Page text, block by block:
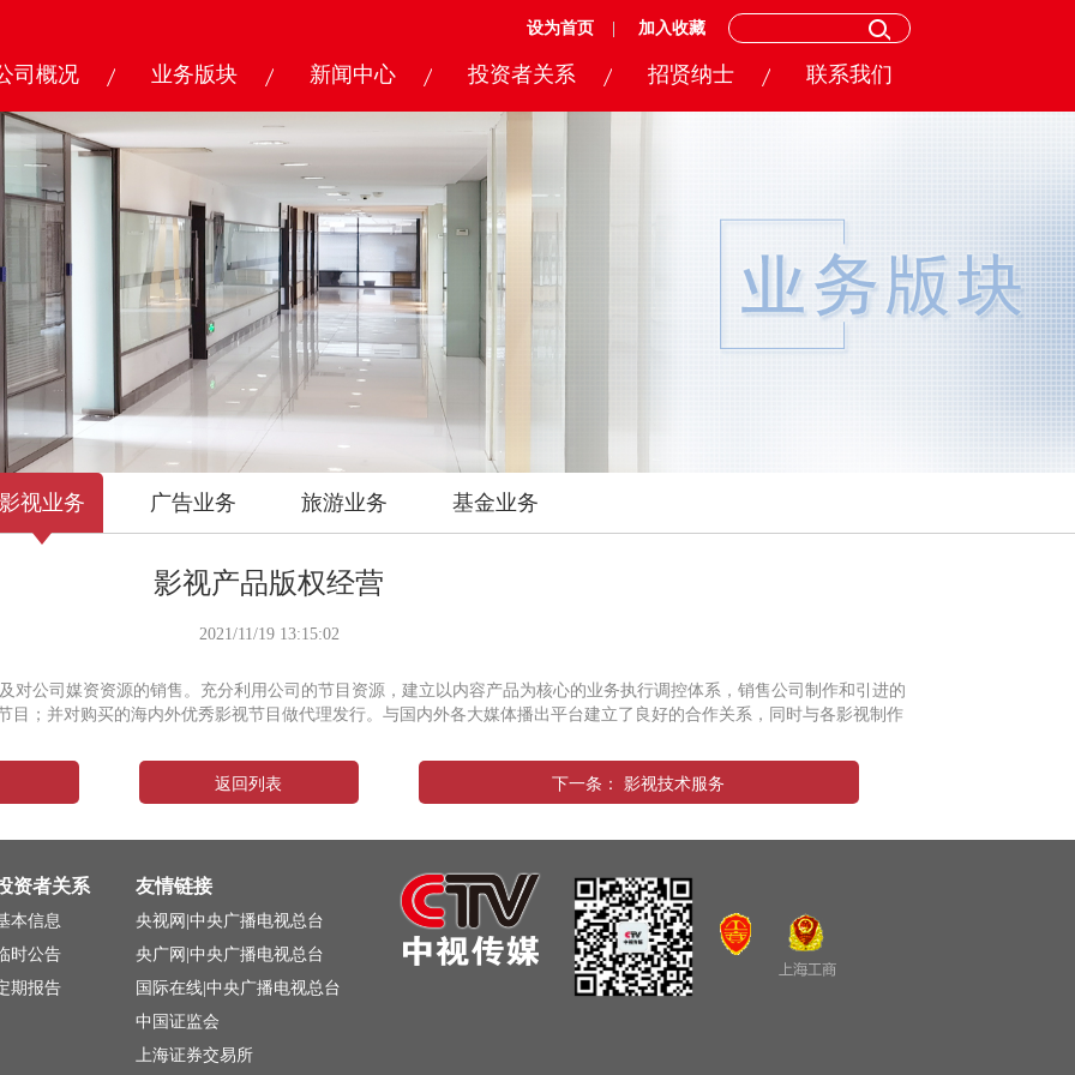
设为首页 加入收藏
司概况 业务版块 新闻中心 投资者关系 招贤纳士 联系我们
影视业务 广告业务 旅游业务 基金业务
影视产品版权经营
2021/11/19 13:15:02
公司媒资资源的销售。充分利用公司的节目资源，建立以内容产品为核心的业务执行调控体系，销售公司制作和引进的
；并对购买的海内外优秀影视节目做代理发行。与国内外各大媒体播出平台建立了良好的合作关系，同时与各影视制作
返回列表 下一条： 影视技术服务
资者关系
本信息
时公告
期报告
友情链接
央视网|中央广播电视总台
央广网|中央广播电视总台
国际在线|中央广播电视总台
中国证监会
上海证券交易所